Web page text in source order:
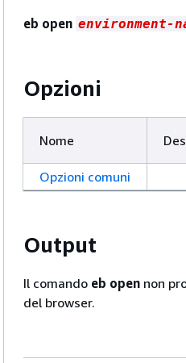
eb open environment-
Opzioni
Nome
Opzioni comuni
Output
Il comando eb open non
del browser.